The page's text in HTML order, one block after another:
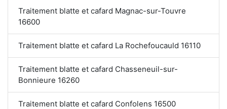
Traitement blatte et cafard Magnac-sur-Touvre
16600
Traitement blatte et cafard La Rochefoucauld 16110
Traitement blatte et cafard Chasseneuil-sur-
Bonnieure 16260
Traitement blatte et cafard Confolens 16500